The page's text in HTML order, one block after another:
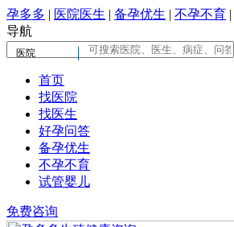
孕多多 | 医院医生 | 备孕优生 | 不孕不育 |
导航
医院
首页
找医院
找医生
好孕问答
备孕优生
不孕不育
试管婴儿
免费咨询